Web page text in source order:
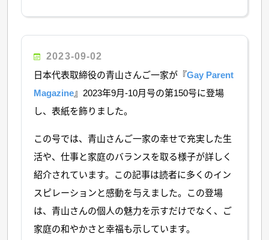
2023-09-02
日本代表取締役の青山さんご一家が『Gay Parent
Magazine』2023年9月-10月号の第150号に登場
し、表紙を飾りました。
この号では、青山さんご一家の幸せで充実した生
活や、仕事と家庭のバランスを取る様子が詳しく
紹介されています。この記事は読者に多くのイン
スピレーションと感動を与えました。この登場
は、青山さんの個人の魅力を示すだけでなく、ご
家庭の和やかさと幸福も示しています。